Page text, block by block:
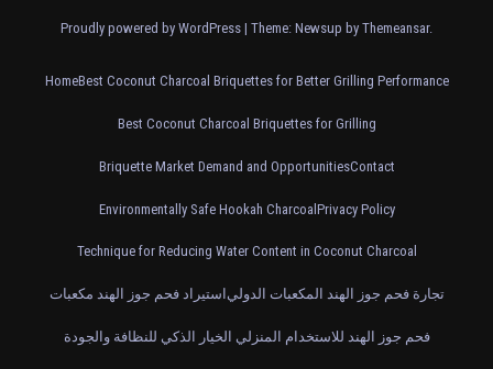
Proudly powered by WordPress | Theme: Newsup by Themeansar.
HomeBest Coconut Charcoal Briquettes for Better Grilling Performance
Best Coconut Charcoal Briquettes for Grilling
Briquette Market Demand and OpportunitiesContact
Environmentally Safe Hookah CharcoalPrivacy Policy
Technique for Reducing Water Content in Coconut Charcoal
استيراد فحم جوز الهند مكعبات تجارة فحم جوز الهند المكعبات الدولي
فحم جوز الهند للاستخدام المنزلي الخيار الذكي للنظافة والجودة